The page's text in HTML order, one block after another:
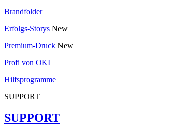
Brandfolder
Erfolgs-Storys New
Premium-Druck New
Profi von OKI
Hilfsprogramme
SUPPORT
SUPPORT